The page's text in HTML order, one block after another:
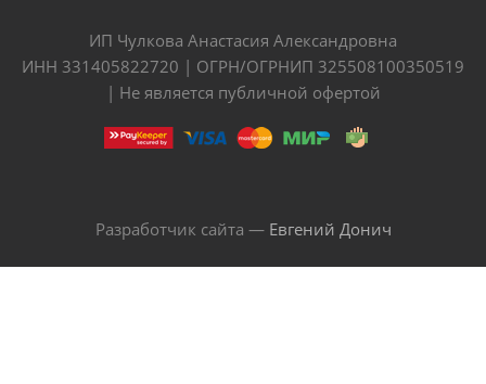
ИП Чулкова Анастасия Александровна
ИНН 331405822720 | ОГРН/ОГРНИП 325508100350519
| Не является публичной офертой
Разработчик сайта — Евгений Донич